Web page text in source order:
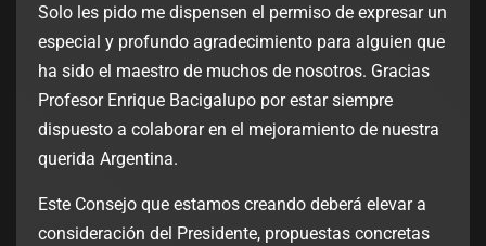
Solo les pido me dispensen el permiso de expresar un
especial y profundo agradecimiento para alguien que
ha sido el maestro de muchos de nosotros. Gracias
Profesor Enrique Bacigalupo por estar siempre
dispuesto a colaborar en el mejoramiento de nuestra
querida Argentina.
Este Consejo que estamos creando deberá elevar a
consideración del Presidente, propuestas concretas